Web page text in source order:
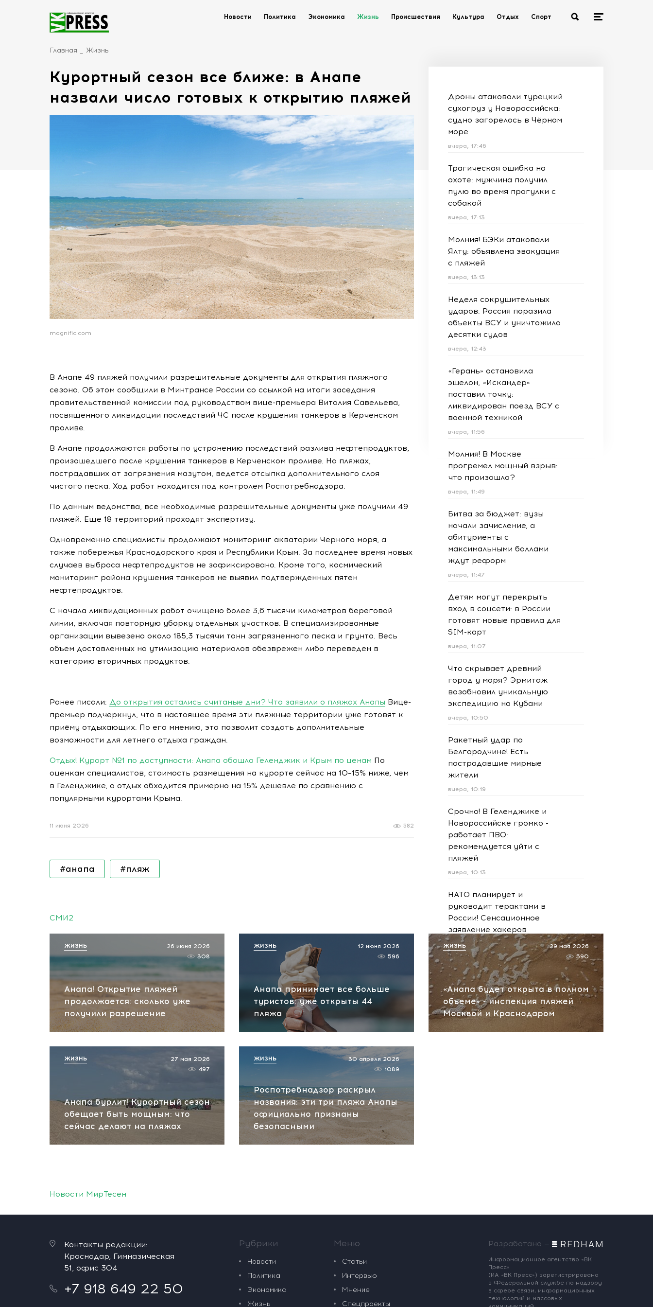
Новости Политика Экономика Жизнь Происшествия Культура Отдых Спорт
Главная Жизнь
Курортный сезон все ближе: в Анапе
назвали число готовых к открытию пляжей
magnific.com
В Анапе 49 пляжей получили разрешительные документы для открытия пляжного
сезона. Об этом сообщили в Минтрансе России со ссылкой на итоги заседания
правительственной комиссии под руководством вице-премьера Виталия Савельева,
посвященного ликвидации последствий ЧС после крушения танкеров в Керченском
проливе.
В Анапе продолжаются работы по устранению последствий разлива нефтепродуктов,
произошедшего после крушения танкеров в Керченском проливе. На пляжах,
пострадавших от загрязнения мазутом, ведется отсыпка дополнительного слоя
чистого песка. Ход работ находится под контролем Роспотребнадзора.
По данным ведомства, все необходимые разрешительные документы уже получили 49
пляжей. Еще 18 территорий проходят экспертизу.
Одновременно специалисты продолжают мониторинг акватории Черного моря, а
также побережья Краснодарского края и Республики Крым. За последнее время новых
случаев выброса нефтепродуктов не зафиксировано. Кроме того, космический
мониторинг района крушения танкеров не выявил подтвержденных пятен
нефтепродуктов.
С начала ликвидационных работ очищено более 3,6 тысячи километров береговой
линии, включая повторную уборку отдельных участков. В специализированные
организации вывезено около 185,3 тысячи тонн загрязненного песка и грунта. Весь
объем доставленных на утилизацию материалов обезврежен либо переведен в
категорию вторичных продуктов.
Ранее писали: До открытия остались считаные дни? Что заявили о пляжах Анапы Вице-
премьер подчеркнул, что в настоящее время эти пляжные территории уже готовят к
приёму отдыхающих. По его мнению, это позволит создать дополнительные
возможности для летнего отдыха граждан.
Отдых! Курорт №1 по доступности: Анапа обошла Геленджик и Крым по ценам По
оценкам специалистов, стоимость размещения на курорте сейчас на 10–15% ниже, чем
в Геленджике, а отдых обходится примерно на 15% дешевле по сравнению с
популярными курортами Крыма.
582
11 июня 2026
#анапа #пляж
Дроны атаковали турецкий
сухогруз у Новороссийска:
судно загорелось в Чёрном
море
вчера, 17:46
Трагическая ошибка на
охоте: мужчина получил
пулю во время прогулки с
собакой
вчера, 17:13
Молния! БЭКи атаковали
Ялту: объявлена эвакуация
с пляжей
вчера, 13:13
Неделя сокрушительных
ударов: Россия поразила
объекты ВСУ и уничтожила
десятки судов
вчера, 12:43
«Герань» остановила
эшелон, «Искандер»
поставил точку:
ликвидирован поезд ВСУ с
военной техникой
вчера, 11:56
Молния! В Москве
прогремел мощный взрыв:
что произошло?
вчера, 11:49
Битва за бюджет: вузы
начали зачисление, а
абитуриенты с
максимальными баллами
ждут реформ
вчера, 11:47
Детям могут перекрыть
вход в соцсети: в России
готовят новые правила для
SIM-карт
вчера, 11:07
Что скрывает древний
город у моря? Эрмитаж
возобновил уникальную
экспедицию на Кубани
вчера, 10:50
Ракетный удар по
Белгородчине! Есть
пострадавшие мирные
жители
вчера, 10:19
Срочно! В Геленджике и
Новороссийске громко -
работает ПВО:
рекомендуется уйти с
пляжей
вчера, 10:13
НАТО планирует и
руководит терактами в
России! Сенсационное
заявление хакеров
вчера, 10:07
СМИ2
Анапа! Открытие пляжей
продолжается: сколько уже
получили разрешение
26 июня 2026
308
ЖИЗНЬ
Анапа принимает все больше
туристов: уже открыты 44
пляжа
12 июня 2026
596
ЖИЗНЬ
«Анапа будет открыта в полном
объеме» - инспекция пляжей
Москвой и Краснодаром
29 мая 2026
590
ЖИЗНЬ
Анапа бурлит! Курортный сезон
обещает быть мощным: что
сейчас делают на пляжах
27 мая 2026
497
ЖИЗНЬ
Роспотребнадзор раскрыл
названия: эти три пляжа Анапы
официально признаны
безопасными
30 апреля 2026
1089
ЖИЗНЬ
Новости МирТесен
Контакты редакции:
Краснодар, Гимназическая
51, офис 304
+7 918 649 22 50
Рубрики
Новости
Политика
Экономика
Жизнь
Меню
Статьи
Интервью
Мнение
Спецпроекты
Разработано —
Информационное агентство «ВК
Пресс»
(ИА «ВК Пресс») зарегистрировано
в Федеральной службе по надзору
в сфере связи, информационных
технологий и массовых